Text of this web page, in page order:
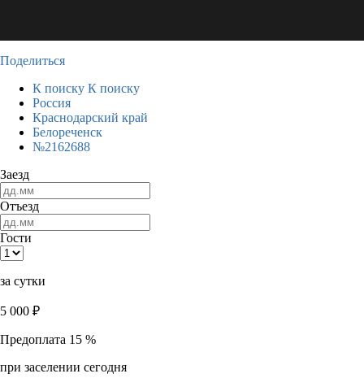
Поделиться
К поиску К поиску
Россия
Краснодарский край
Белореченск
№2162688
Заезд
Отъезд
Гости
за сутки
5 000 ₽
Предоплата 15 %
при заселении сегодня